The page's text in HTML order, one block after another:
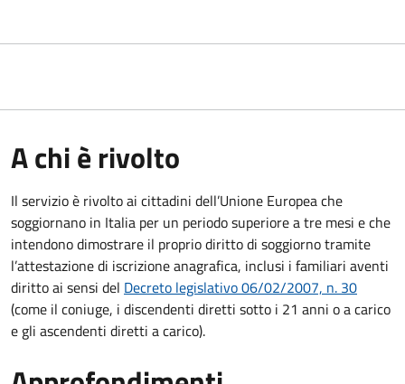
A chi è rivolto
Il servizio è rivolto ai cittadini dell’Unione Europea che
soggiornano in Italia per un periodo superiore a tre mesi e che
intendono dimostrare il proprio diritto di soggiorno tramite
l’attestazione di iscrizione anagrafica, inclusi i familiari aventi
diritto ai sensi del Decreto legislativo 06/02/2007, n. 30
(come il coniuge, i discendenti diretti sotto i 21 anni o a carico
e gli ascendenti diretti a carico).